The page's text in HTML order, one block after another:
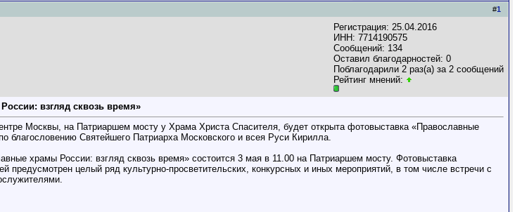
#1
Регистрация: 25.04.2016
ИНН: 7714190575
Сообщений: 134
Оставил благодарностей: 0
Поблагодарили 2 раз(а) за 2 сообщений
Рейтинг мнений:
взгляд сквозь время»
Москвы, на Патриаршем мосту у Храма Христа Спасителя, будет открыта фотовыставка «Православные
благословению Святейшего Патриарха Московского и всея Руси Кирилла.
храмы России: взгляд сквозь время» состоится 3 мая в 11.00 на Патриаршем мосту. Фотовыставка
целый ряд культурно-просветительских, конкурсных и иных мероприятий, в том числе встречи с